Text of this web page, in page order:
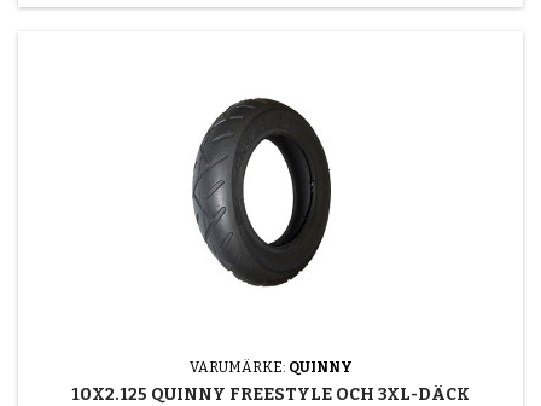
VARUMÄRKE: QUINNY
10X2.125 QUINNY FREESTYLE OCH 3XL-DÄCK